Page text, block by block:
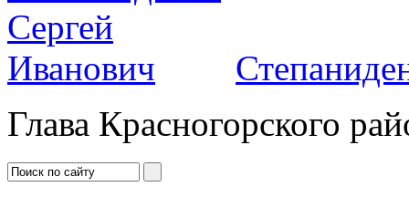
Глава Красногорского